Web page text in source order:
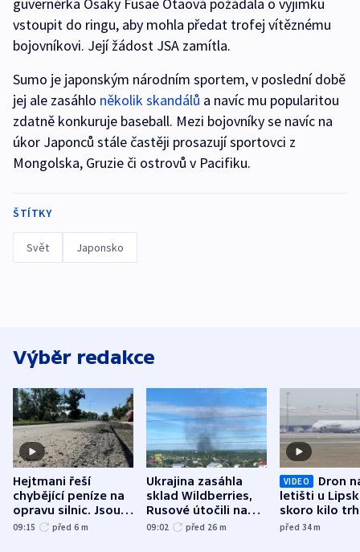
vstoupit do ringu, aby mohla předat trofej vítěznému
bojovníkovi. Její žádost JSA zamítla.
Sumo je japonským národním sportem, v poslední době
jej ale zasáhlo několik skandálů a navíc mu popularitou
zdatně konkuruje baseball. Mezi bojovníky se navíc na
úkor Japonců stále častěji prosazují sportovci z
Mongolska, Gruzie či ostrovů v Pacifiku.
ŠTÍTKY
Svět Japonsko
Výběr redakce
Hejtmani řeší
chybějící peníze na
opravu silnic. Jsou
nenárokové, namítá
09:15 před 6 m
Ukrajina zasáhla
sklad Wildberries,
Rusové útočili na
trh, hasiče či
09:02 před 26 m
VIDEO
Dron
letišti u
skoro kilo
indicie
před 34m